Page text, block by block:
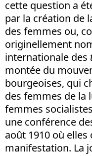
cette question a
par la création de
des femmes ou,
originellement
internationale des
montée du
bourgeoises, qui
des femmes de la
femmes
une conférence
août 1910 où
manifestation. La